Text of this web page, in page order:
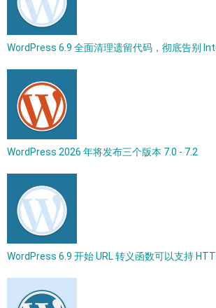
WordPress 6.9 全面清理遗留代码，彻底告别
WordPress 2026 年将发布三个版本 7.0 - 7.2
WordPress 6.9 开始 URL 转义函数可以支持